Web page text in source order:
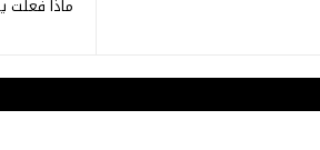
ماذا فعلت